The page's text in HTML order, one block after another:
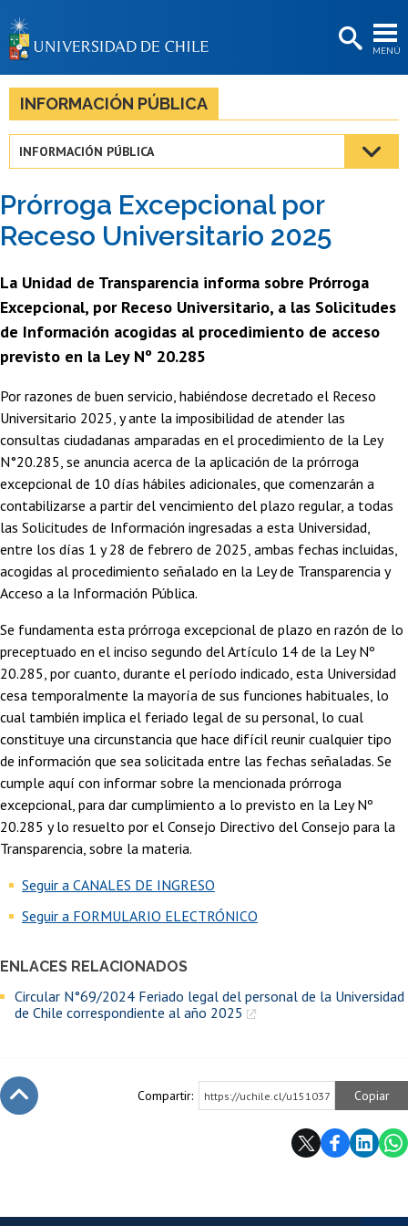
MENÚ
BIBLIOTECAS
LA UNIVERSIDAD
Estudiantes
Académicas/os
Funcionarias/os
Egresadas/os
INFORMACIÓN PÚBLICA
INFORMACIÓN PÚBLICA
Prórroga Excepcional por
Receso Universitario 2025
La Unidad de Transparencia informa sobre Prórroga
Excepcional, por Receso Universitario, a las Solicitudes
de Información acogidas al procedimiento de acceso
previsto en la Ley Nº 20.285
ENLACES RELACIONADOS
Circular N°69/2024 Feriado legal del personal de la Universidad
de Chile correspondiente al año 2025
Por razones de buen servicio, habiéndose decretado el Receso
Universitario 2025, y ante la imposibilidad de atender las
consultas ciudadanas amparadas en el procedimiento de la Ley
N°20.285, se anuncia acerca de la aplicación de la prórroga
excepcional de 10 días hábiles adicionales, que comenzarán a
contabilizarse a partir del vencimiento del plazo regular, a todas
las Solicitudes de Información ingresadas a esta Universidad,
entre los días 1 y 28 de febrero de 2025, ambas fechas incluidas,
acogidas al procedimiento señalado en la Ley de Transparencia y
Acceso a la Información Pública.
Se fundamenta esta prórroga excepcional de plazo en razón de lo
preceptuado en el inciso segundo del Artículo 14 de la Ley Nº
20.285, por cuanto, durante el período indicado, esta Universidad
cesa temporalmente la mayoría de sus funciones habituales, lo
cual también implica el feriado legal de su personal, lo cual
constituye una circunstancia que hace difícil reunir cualquier tipo
de información que sea solicitada entre las fechas señaladas. Se
cumple aquí con informar sobre la mencionada prórroga
excepcional, para dar cumplimiento a lo previsto en la Ley Nº
20.285 y lo resuelto por el Consejo Directivo del Consejo para la
Transparencia, sobre la materia.
Seguir a CANALES DE INGRESO
Seguir a FORMULARIO ELECTRÓNICO
Compartir: https://uchile.cl/u151037 Copiar